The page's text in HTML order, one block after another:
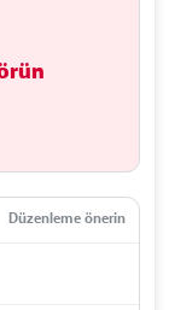
Düzenleme önerin